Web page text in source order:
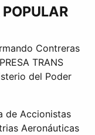
Contreras
TRANS
del Poder
de Accionistas
Aeronáuticas